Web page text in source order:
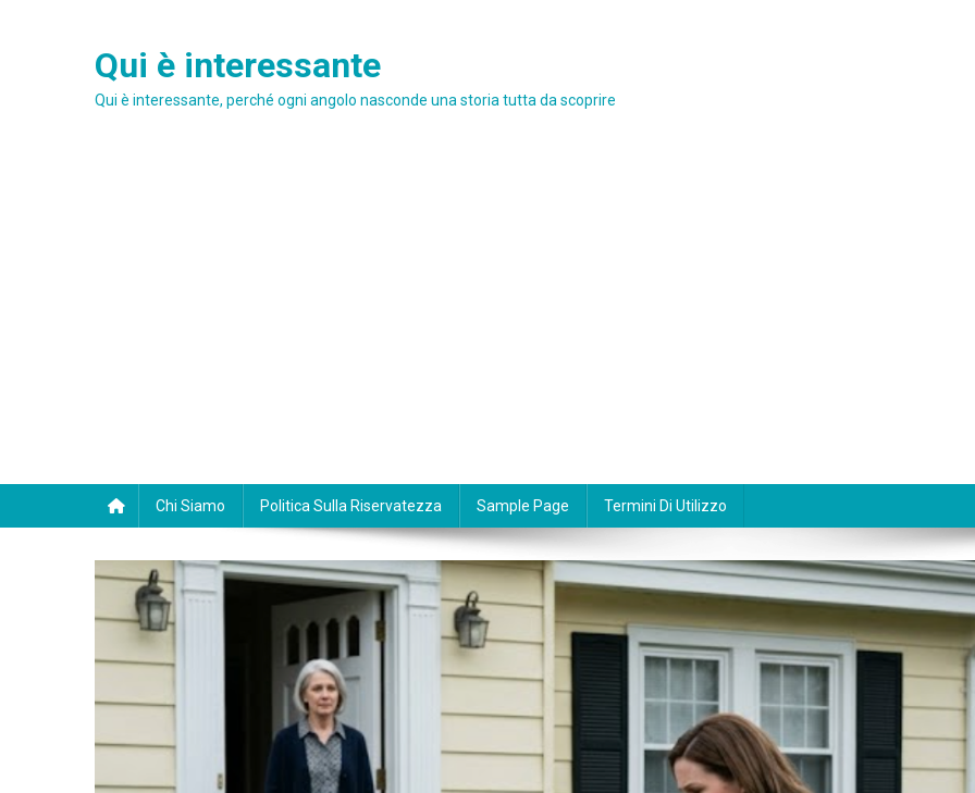
Qui è interessante
Qui è interessante, perché ogni angolo nasconde una storia tutta da scoprire
Chi Siamo Politica Sulla Riservatezza Sample Page Termini Di Utilizzo